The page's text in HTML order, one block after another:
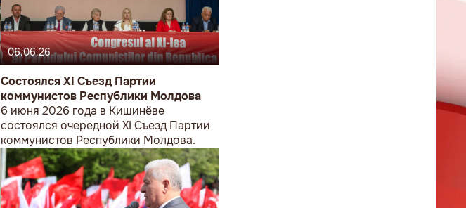
06.06.26
Состоялся XI Съезд Партии
коммунистов Республики Молдова
6 июня 2026 года в Кишинёве
состоялся очередной XI Съезд Партии
коммунистов Республики Молдова.